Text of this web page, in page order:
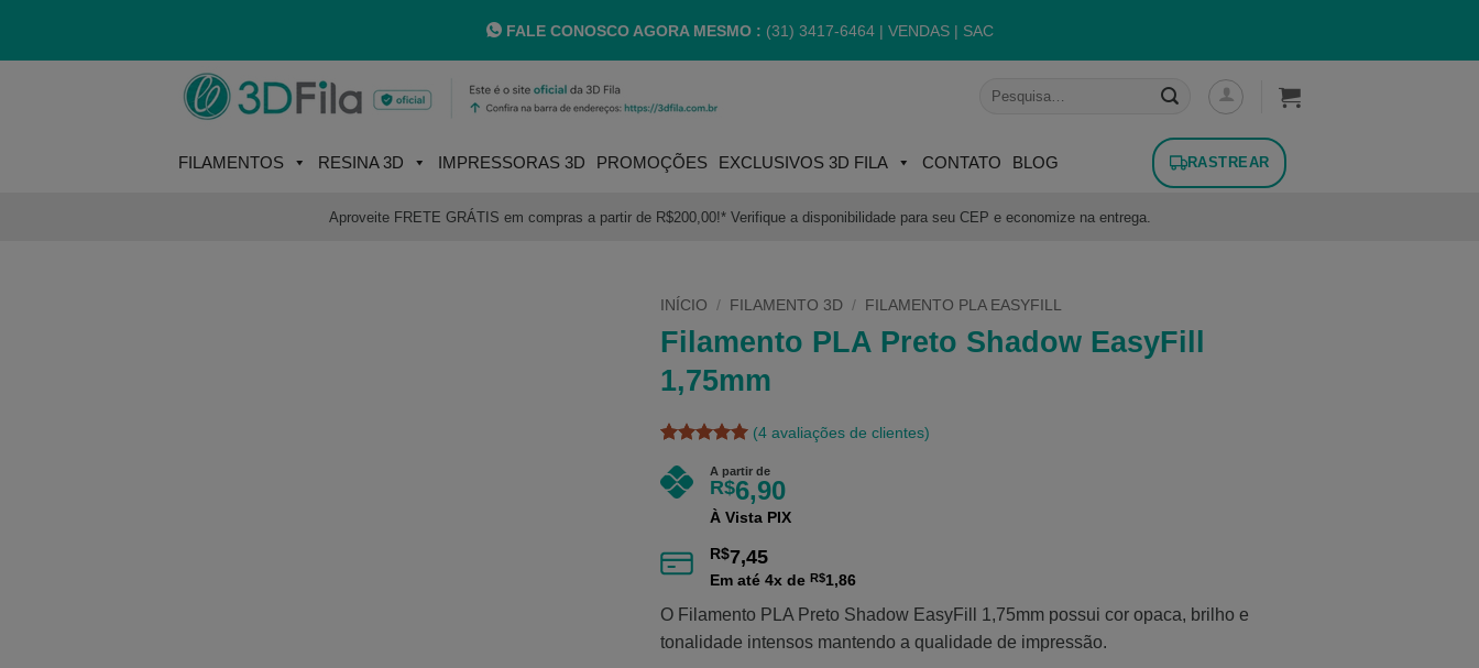
FALE CONOSCO AGORA MESMO : (31) 3417-6464 | VENDAS | SAC
Pesquisar
FILAMENTOS RESINA 3D IMPRESSORAS 3D PROMOÇÕES EXCLUSIVOS 3D FILA CONTATO BLOG RASTREAR
Aproveite FRETE GRÁTIS em compras a partir de R$200,00!* Verifique a disponibilidade para seu CEP e economize na entrega.
INÍCIO / FILAMENTO 3D / FILAMENTO PLA EASYFILL
Filamento PLA Preto Shadow EasyFill
1,75mm
como
5de
5, com
baseado em
avaliações
de clientes
(4 avaliações de clientes)
A partir de
R$6,90
À Vista PIX
R$7,45
Em até 4x de R$1,86
O Filamento PLA Preto Shadow EasyFill 1,75mm possui cor opaca, brilho e
tonalidade intensos mantendo a qualidade de impressão.